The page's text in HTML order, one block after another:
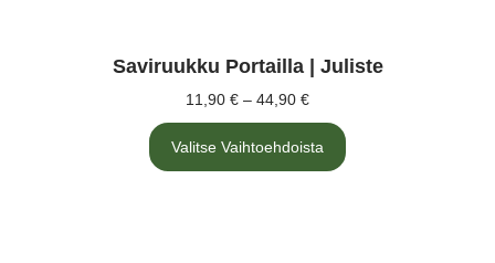
Saviruukku Portailla | Juliste
11,90 € – 44,90 €
Valitse Vaihtoehdoista